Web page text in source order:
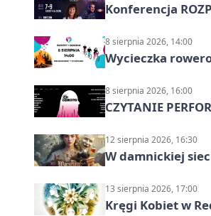
Konferencja
8 sierpnia 2026, 14:00
Wycieczka
8 sierpnia 2026, 16:00
CZYTANIE
12 sierpnia 2026, 16:30
W damnickiej
13 sierpnia 2026, 17:00
Kręgi Kobiet w